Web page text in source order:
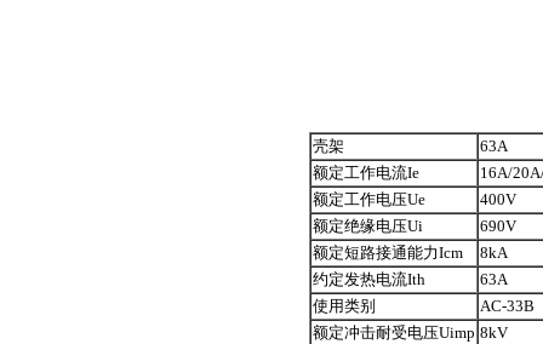
壳架
63A
额定工作电流Ie
16A/
额定工作电压Ue
400V
额定绝缘电压Ui
690V
额定短路接通能力Icm
8kA
约定发热电流Ith
63A
使用类别
AC-33B
额定冲击耐受电压Uimp 8kV